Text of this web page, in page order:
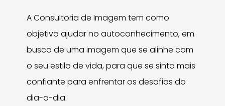
A Consultoria de Imagem tem como
objetivo ajudar no autoconhecimento, em
busca de uma imagem que se alinhe com
o seu estilo de vida, para que se sinta mais
confiante para enfrentar os desafios do
dia-a-dia.